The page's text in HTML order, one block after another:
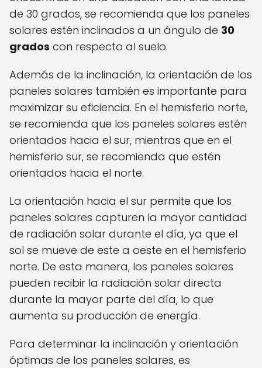
de 30 grados, se recomienda que los paneles
solares estén inclinados a un ángulo de 30
grados con respecto al suelo.
Además de la inclinación, la orientación de los
paneles solares también es importante para
maximizar su eficiencia. En el hemisferio norte,
se recomienda que los paneles solares estén
orientados hacia el sur, mientras que en el
hemisferio sur, se recomienda que estén
orientados hacia el norte.
La orientación hacia el sur permite que los
paneles solares capturen la mayor cantidad
de radiación solar durante el día, ya que el
sol se mueve de este a oeste en el hemisferio
norte. De esta manera, los paneles solares
pueden recibir la radiación solar directa
durante la mayor parte del día, lo que
aumenta su producción de energía.
Para determinar la inclinación y orientación
óptimas de los paneles solares, es